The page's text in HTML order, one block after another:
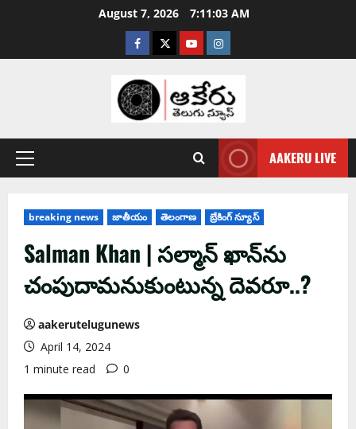
August 7, 2026 7:11:04 AM
AAKERU LIVE
breaking news జాతీయం తెలంగాణ బ్రేకింగ్ న్యూస్
Salman Khan | స‌ల్మాన్ ఖాన్‌ను
చంపుదామ‌నుకుంటున్న దెవ‌రూ..?
aakerutelugunews
April 14, 2024
1 minute read
0